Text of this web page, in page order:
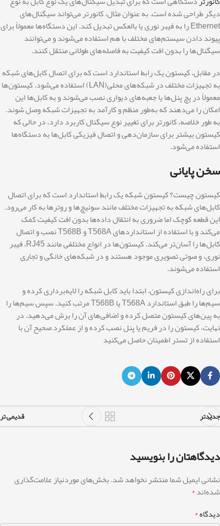
دیگر طراحی شده است. به عنوان مثال، کانورتر می‌تواند سیگنال‌های
Ethernet را به فیبر نوری یا بالعکس تبدیل کند. این دستگاه‌ها معمولاً برای
پیوند دادن سیستم‌های مختلف با هم استفاده می‌شوند و می‌توانند
سیگنال‌ها را بدون افت کیفیت به فاصله‌های طولانی منتقل کنند.
در مقابل، کیستون یک رابط استاندارد است که برای اتصال کابل‌های شبکه
به تجهیزات مختلف در شبکه‌های محلی(LAN) استفاده می‌شود. کیستون‌ها
معمولاً در پچ پنل‌ها یا جعبه‌های دیواری نصب می‌شوند و به کابل‌ها این
امکان را می‌دهند که به‌طور منظم و کارآمد به تجهیزات شبکه وصل شوند.
به طور خلاصه، کانورتر برای تغییر نوع سیگنال کاربرد دارد، در حالی که
کیستون بیشتر برای سازمان‌دهی و اتصال فیزیکی کابل‌ها به دستگاه‌ها
استفاده می‌شود.
سخن پایانی
کیستون چیست؟ کیستون شبکه یک رابط استاندارد است که برای اتصال
کابل‌های شبکه به تجهیزات مختلف مانند سوئیچ‌ها و روترها به کار می‌رود.
این قطعه کوچک اما ضروری به انتقال داده‌ها بدون افت کیفیت کمک
می‌کند و با استفاده از استانداردهای T568A و T568B نصب و اتصال
کابل‌ها را آسان‌تر می‌کند. کیستون‌ها در انواع مختلفی مانند RJ45، فیبر
نوری، و صوتی تصویری موجود هستند و در شبکه‌های خانگی و تجاری
استفاده می‌شوند.
برای راه‌اندازی کیستون، ابتدا باید کابل شبکه را لایه‌برداری کرده و
سیم‌ها را طبق استاندارد T568A یا T568B مرتب کنید. سپس سیم‌ها را
به پین‌های کیستون متصل کرده و اضافی‌های آن را برش می‌دهید. در
نهایت، کیستون را در فریم یا پنل نصب کرده و از عملکرد صحیح آن با
استفاده از تستر اطمینان حاصل می‌کنید
جدیدتر قدیمی تر
دیدگاهتان را بنویسید
نشانی ایمیل شما منتشر نخواهد شد.بخش‌های موردنیاز علامت‌گذاری
شده‌اند*
دیدگاه*